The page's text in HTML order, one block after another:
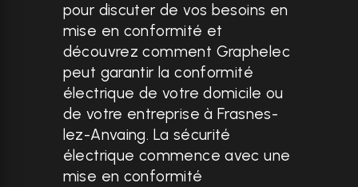
pour discuter de vos besoins en
mise en conformité et
découvrez comment Graphelec
peut garantir la conformité
électrique de votre domicile ou
de votre entreprise à Frasnes-
lez-Anvaing. La sécurité
électrique commence avec une
mise en conformité